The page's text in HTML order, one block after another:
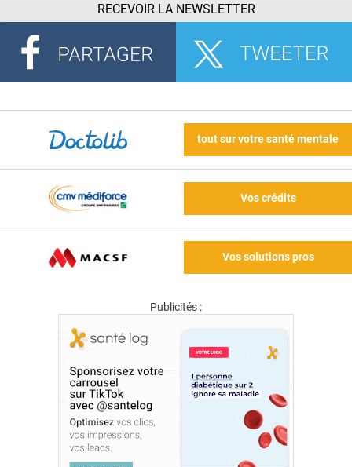
RECEVOIR LA NEWSLETTER
tout sur votre santé mentale
Vos crédits
Vos solutions pros
Publicités :